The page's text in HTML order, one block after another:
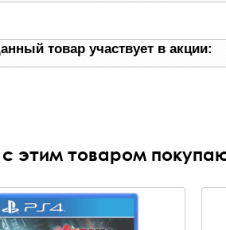
товар участвует в акции:
этим товаром